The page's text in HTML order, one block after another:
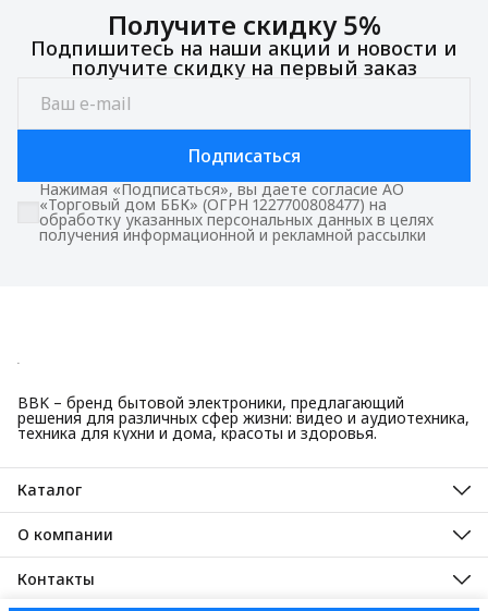
Получите скидку 5%
Подпишитесь на наши акции и новости и
получите скидку на первый заказ
Подписаться
Нажимая «Подписаться», вы даете согласие АО
«Торговый дом ББК» (ОГРН 1227700808477) на
обработку указанных персональных данных в целях
получения информационной и рекламной рассылки
BBK – бренд бытовой электроники, предлагающий
решения для различных сфер жизни: видео и аудиотехника,
техника для кухни и дома, красоты и здоровья.
Каталог
Красота и здоровье
Техника для кухни
Техника для дома
ТВ, аудио, видео
О компании
О нас
Гарантийные обязательства
Контакты
Адрес